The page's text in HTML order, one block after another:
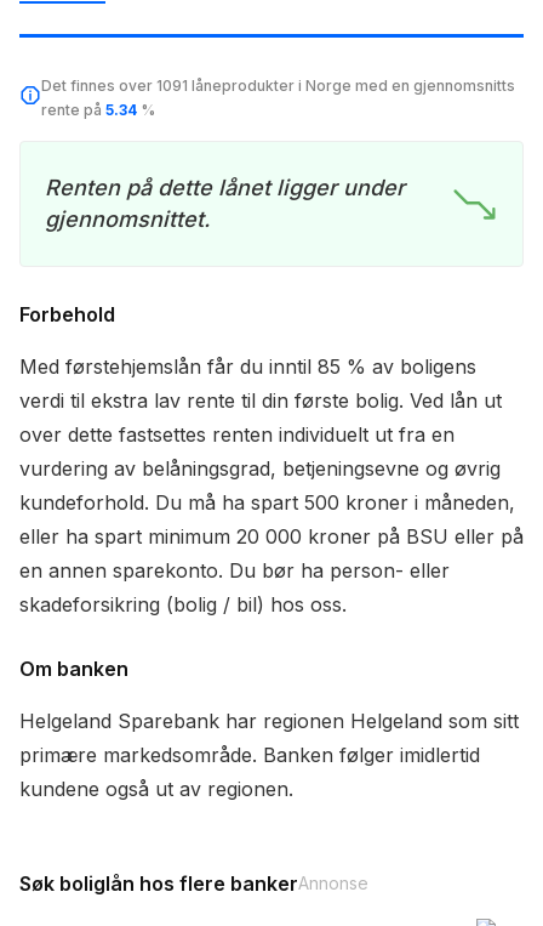
Det finnes over 1091 låneprodukter i Norge med en gjennomsnitts
rente på 5.34 %
Renten på dette lånet ligger under
gjennomsnittet.
Forbehold
Med førstehjemslån får du inntil 85 % av boligens
verdi til ekstra lav rente til din første bolig. Ved lån ut
over dette fastsettes renten individuelt ut fra en
vurdering av belåningsgrad, betjeningsevne og øvrig
kundeforhold. Du må ha spart 500 kroner i måneden,
eller ha spart minimum 20 000 kroner på BSU eller på
en annen sparekonto. Du bør ha person- eller
skadeforsikring (bolig / bil) hos oss.
Om banken
Helgeland Sparebank har regionen Helgeland som sitt
primære markedsområde. Banken følger imidlertid
kundene også ut av regionen.
Søk boliglån hos flere bankerAnnonse